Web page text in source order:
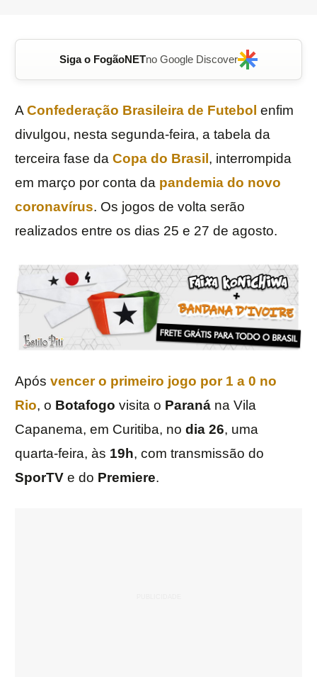
Siga o FogãoNETno Google Discover
AConfederação Brasileira de Futebol enfim
divulgou, nesta segunda-feira, a tabela da
terceira fase da Copa do Brasil , interrompida
em março por conta da pandemia do novo
coronavírus. Os jogos de volta serão
realizados entre os dias 25 e 27 de agosto.
Após vencer o primeiro jogo por 1 a 0 no
Rio, o Botafogo visita o Paraná na Vila
Capanema, em Curitiba, no dia 26, uma
quarta-feira, às 19h, com transmissão do
SporTV e do Premiere.